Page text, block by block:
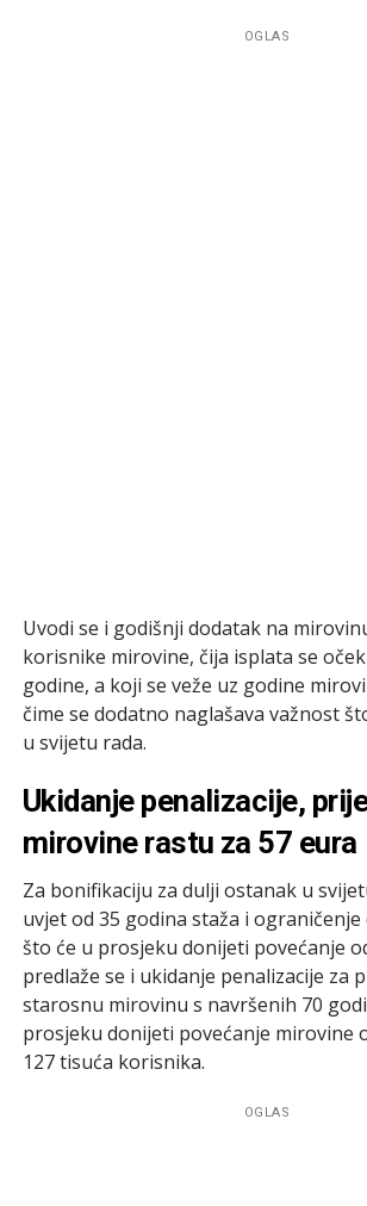
OGLAS
Uvodi se i godišnji dodatak na
korisnike mirovine, čija isplata se
godine, a koji se veže uz godine
čime se dodatno naglašava važnost
u svijetu rada.
Ukidanje penalizacije,
mirovine rastu za 57 eura
Za bonifikaciju za dulji ostanak u
uvjet od 35 godina staža i
što će u prosjeku donijeti povećanje
predlaže se i ukidanje penalizacije za
starosnu mirovinu s navršenih 70
prosjeku donijeti povećanje mirovine
127 tisuća korisnika.
OGLAS